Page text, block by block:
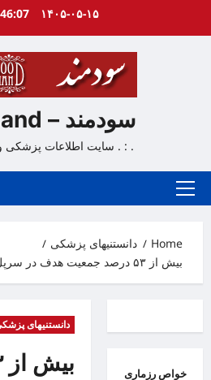
۱۴۰۵-۰۵-۱۵ AM
سودمند – Soodmand
. : . سایت اطلاعات
Primary
Home
دانستنیهای پزشکی
بیش از ۵۳ درصد جمعیت هدف در سرپل ذهاب واکسینه شدند
دانستنیهای
خواص رزماری